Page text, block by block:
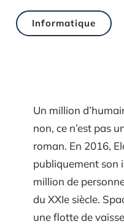
Informatique
Un million
non, ce n’est pas
roman. En 2016,
publiquement son
million de
du XXIe siècle.
une flotte de